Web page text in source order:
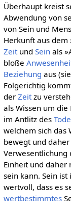
Überhaupt kreist
Abwendung von
von Sein und
Herkunft aus dem
Zeitund Seinals
bloße
Beziehung aus
Folgerichtig
der Zeitzu
als Wissen um die
im Antlitz des
welchem sich das
bewegt und
Einheit und daher
sein kann. Sein ist
wertvoll, dass es
wertbestimmtes